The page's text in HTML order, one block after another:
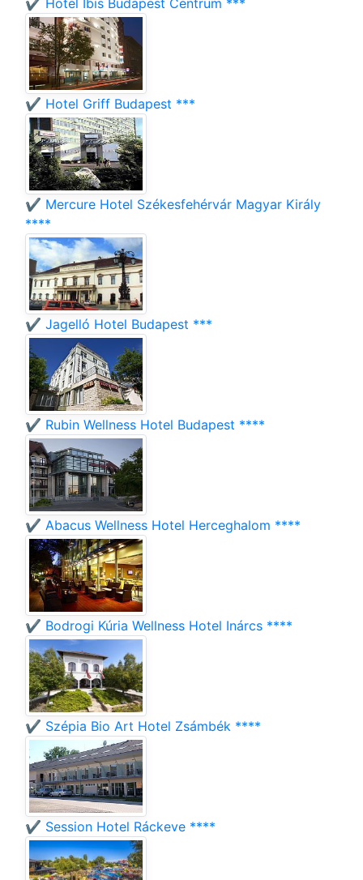
✔️ Hotel Ibis Budapest Centrum ***
✔️ Hotel Griff Budapest ***
✔️ Mercure Hotel Székesfehérvár Magyar Király
****
✔️ Jagelló Hotel Budapest ***
✔️ Rubin Wellness Hotel Budapest ****
✔️ Abacus Wellness Hotel Herceghalom ****
✔️ Bodrogi Kúria Wellness Hotel Inárcs ****
✔️ Szépia Bio Art Hotel Zsámbék ****
✔️ Session Hotel Ráckeve ****